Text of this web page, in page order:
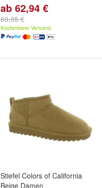
ab 62,94 €
69,95 €
Kostenloser Versand
Stiefel Colors of California
Beige Damen